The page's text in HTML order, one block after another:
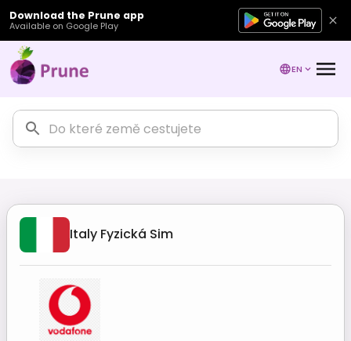
Download the Prune app
Available on Google Play
EN
Italy Fyzická Sim